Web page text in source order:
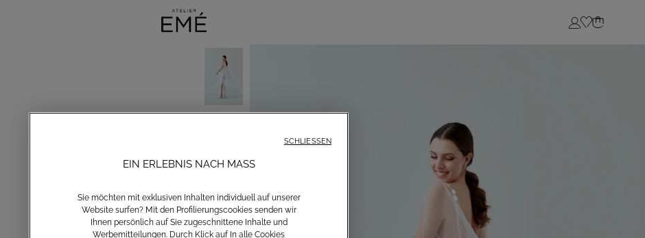
Login
EIN ERLEBNIS NACH MASS
Sie möchten mit exklusiven Inhalten individuell auf unserer
Website surfen? Mit den Profilierungscookies senden wir
Ihnen persönlich auf Sie zugeschnittene Inhalte und
Werbemitteilungen. Durch Klick auf In alle Cookies
SCHLIESSEN